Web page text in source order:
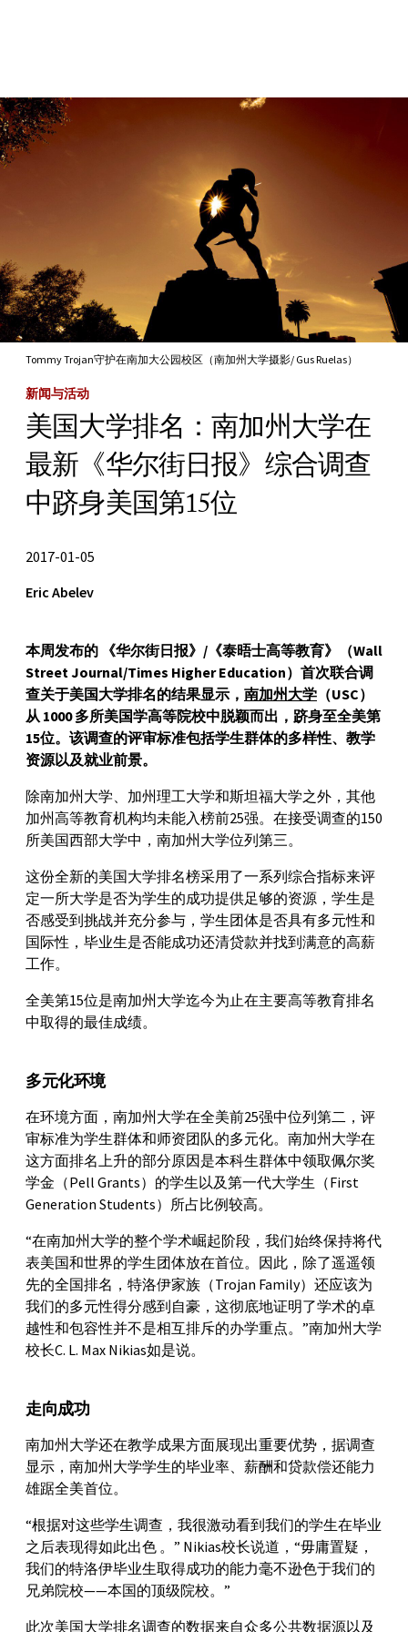
Skip to Content
Tommy Trojan守护在南加大公园校区（南加州大学摄影/ Gus Ruelas）
新闻与活动
美国大学排名：南加州大学在
最新《华尔街日报》综合调查
中跻身美国第15位
2017-01-05
Eric Abelev
本周发布的 《华尔街日报》/《泰晤士高等教育》（Wall
Street Journal/Times Higher Education）首次联合调
查关于美国大学排名的结果显示， 南加州大学 （USC）
从 1000 多所美国学高等院校中脱颖而出，跻身至全美第
15位。 该调查的评审标准包括学生群体的多样性、教学
资源以及就业前景。
除南加州大学、加州理工大学和斯坦福大学之外，其他
加州高等教育机构均未能入榜前25强。在接受调查的150
所美国西部大学中，南加州大学位列第三。
这份全新的美国大学排名榜采用了一系列综合指标来评
定一所大学是否为学生的成功提供足够的资源，学生是
否感受到挑战并充分参与，学生团体是否具有多元性和
国际性，毕业生是否能成功还清贷款并找到满意的高薪
工作。
全美第15位是南加州大学迄今为止在主要高等教育排名
中取得的最佳成绩。
多元化环境
在环境方面，南加州大学在全美前25强中位列第二，评
审标准为学生群体和师资团队的多元化。南加州大学在
这方面排名上升的部分原因是本科生群体中领取佩尔奖
学金（Pell Grants）的学生以及第一代大学生（First
Generation Students）所占比例较高。
“在南加州大学的整个学术崛起阶段，我们始终保持将代
表美国和世界的学生团体放在首位。因此，除了遥遥领
先的全国排名，特洛伊家族（Trojan Family）还应该为
我们的多元性得分感到自豪，这彻底地证明了学术的卓
越性和包容性并不是相互排斥的办学重点。”南加州大学
校长C. L. Max Nikias如是说。
走向成功
南加州大学还在教学成果方面展现出重要优势，据调查
显示，南加州大学学生的毕业率、薪酬和贷款偿还能力
雄踞全美首位。
“根据对这些学生调查，我很激动看到我们的学生在毕业
之后表现得如此出色 。” Nikias校长说道，“毋庸置疑，
我们的特洛伊毕业生取得成功的能力毫不逊色于我们的
兄弟院校——本国的顶级院校。”
此次美国大学排名调查的数据来自众多公共数据源以及